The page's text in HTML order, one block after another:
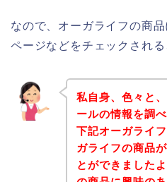
なので、オーガライフの商
ページなどをチェックされる
私自身、色々と
ールの情報を調
下記オーガライ
ガライフの商品
とができました